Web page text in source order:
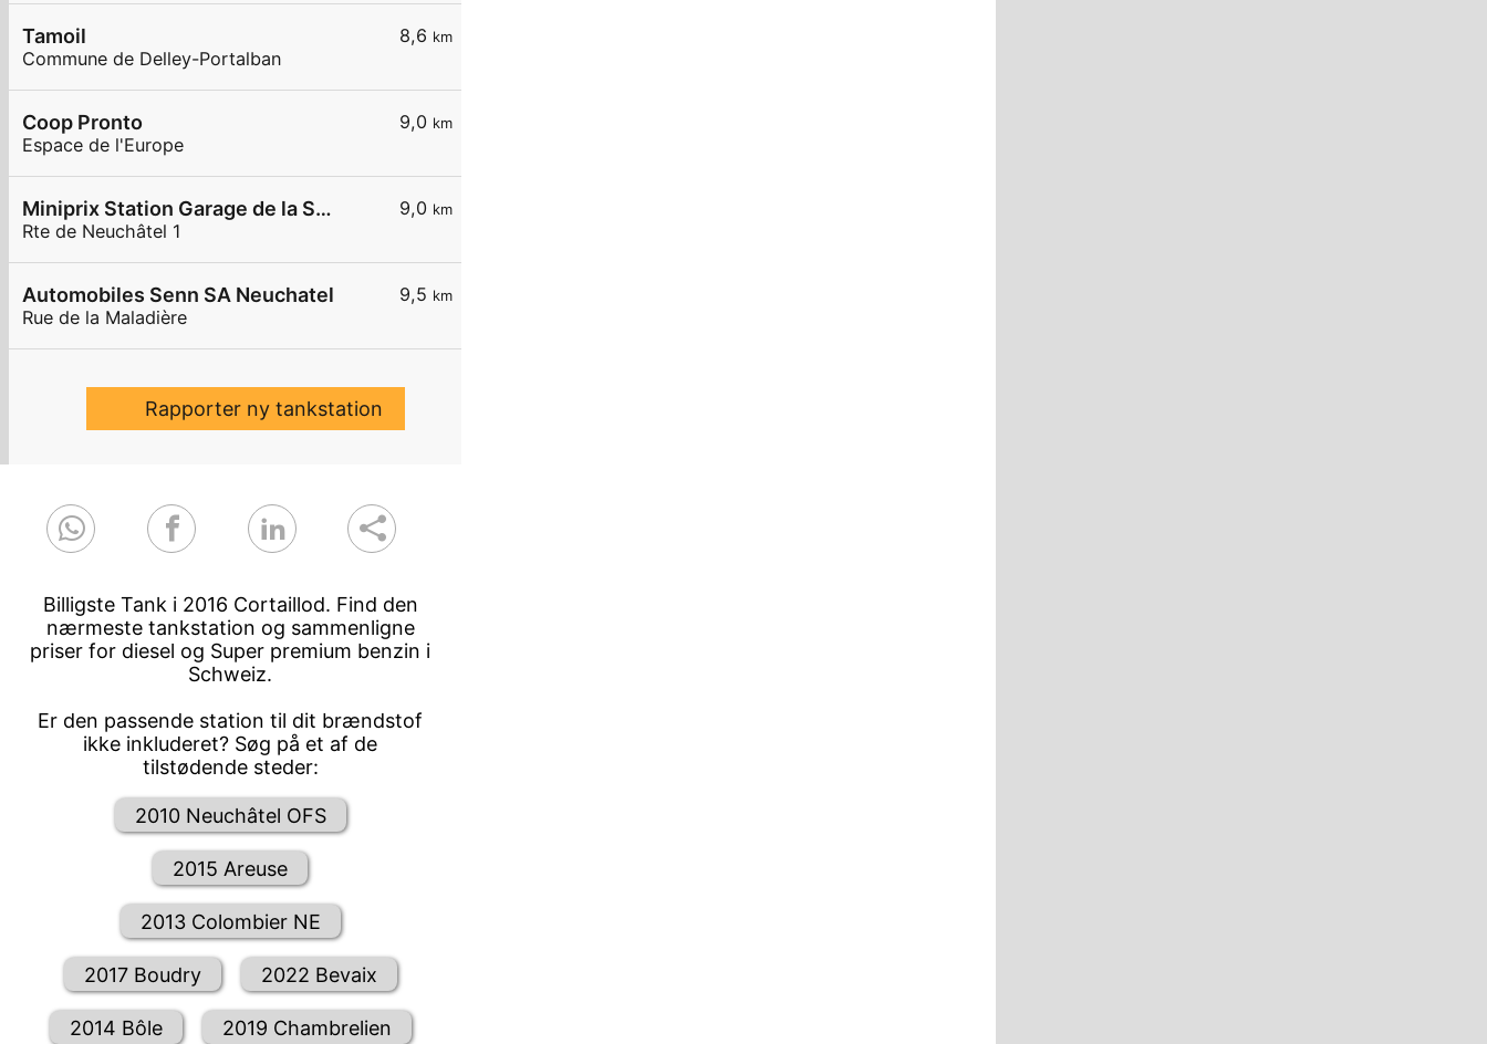
8,6 km
Tamoil
Commune de Delley-Portalban
9,0 km
Coop Pronto
Espace de l'Europe
9,0 km
Miniprix Station Garage de la Station
Rte de Neuchâtel 1
9,5 km
Automobiles Senn SA Neuchatel
Rue de la Maladière
Rapporter ny tankstation
Billigste Tank i 2016 Cortaillod. Find den
nærmeste tankstation og sammenligne
priser for diesel og Super premium benzin i
Schweiz.
Er den passende station til dit brændstof
ikke inkluderet? Søg på et af de
tilstødende steder:
2010 Neuchâtel OFS
2015 Areuse
2013 Colombier NE
2017 Boudry 2022 Bevaix
2014 Bôle 2019 Chambrelien